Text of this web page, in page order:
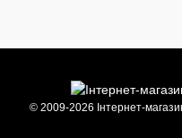
© 2009-2026 Інтернет-